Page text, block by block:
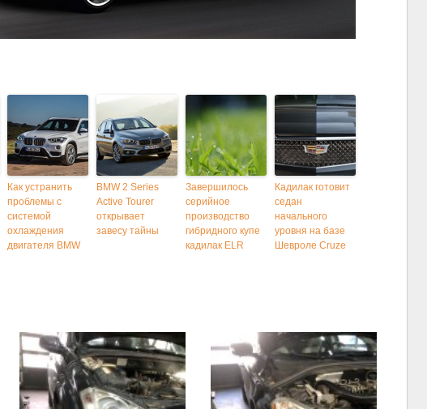
Как устранить
проблемы с
системой
охлаждения
двигателя BMW
BMW 2 Series
Active Tourer
открывает
завесу тайны
Завершилось
серийное
производство
гибридного купе
кадилак ELR
Кадилак готовит
седан
начального
уровня на базе
Шевроле Cruze